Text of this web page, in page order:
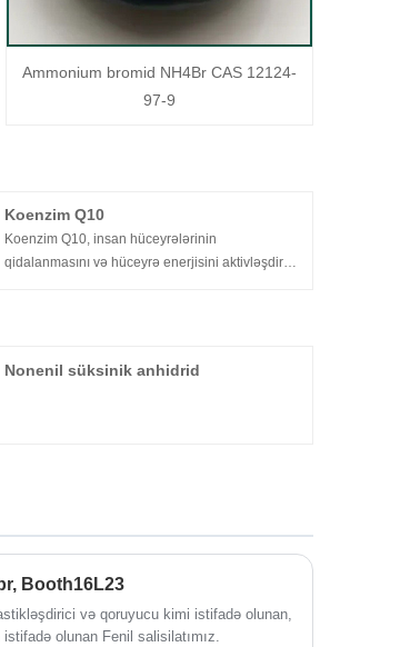
Ammonium bromid NH4Br CAS 12124-
97-9
Koenzim Q10
Koenzim Q10, insan hüceyrələrinin
qidalanmasını və hüceyrə enerjisini aktivləşdirən
damar xəstəliklərində geniş istifadə olunur.
Nonenil süksinik anhidrid
Booth16L23
və qoruyucu kimi istifadə olunan,
olunan Fenil salisilatımız.